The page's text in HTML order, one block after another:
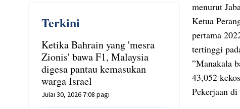
Terkini
Ketika Bahrain yang 'mesra
Zionis' bawa F1, Malaysia
digesa pantau kemasukan
warga Israel
Julai 30, 2026 7:08 pagi
menurut
Ketua
pertama
tertinggi
”Manakala
43,052
Pekerjaan